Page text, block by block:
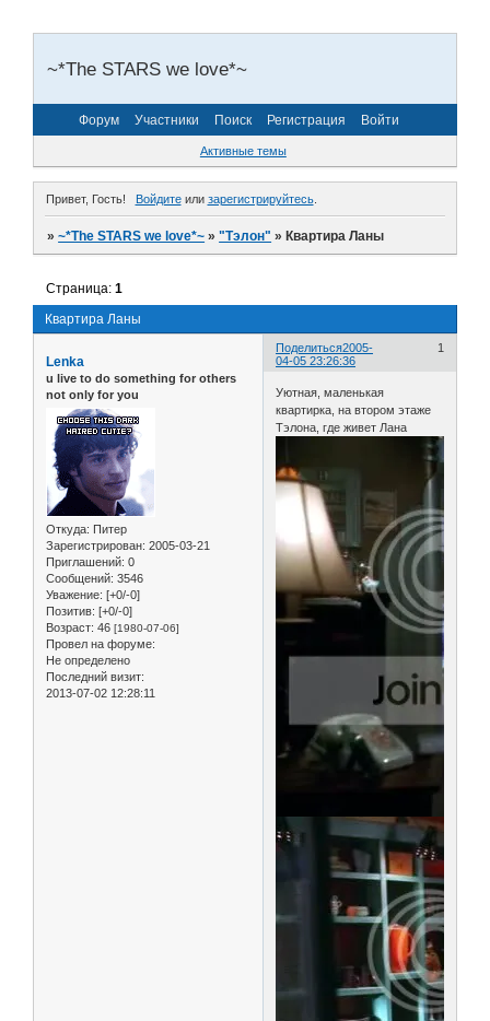
~*The STARS we love*~
Форум Участники Поиск Регистрация Войти
Активные темы
Привет, Гость! Войдитеили зарегистрируйтесь.
»~*The STARS we love*~ »"Тэлон" »Квартира Ланы
Квартира Ланы
Страница:1
Поделиться 1
2005-
04-05 23:26:36
Lenka
u live to do something for others
not only for you
Откуда: Питер
Зарегистрирован: 2005-03-21
Приглашений: 0
Сообщений: 3546
Уважение: [+0/-0]
Позитив: [+0/-0]
Возраст: 46 [1980-07-06]
Провел на форуме:
Не определено
Последний визит:
2013-07-02 12:28:11
Уютная, маленькая
квартирка, на втором этаже
Тэлона, где живет Лана